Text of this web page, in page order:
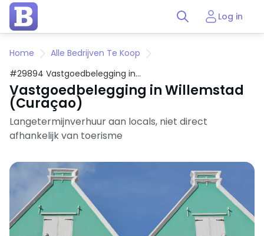
Log in
Home
Alle Bedrijven Te Koop
#29894 Vastgoedbelegging in
Willemstad (Curaçao)
Vastgoedbelegging in Willemstad
(Curaçao)
Langetermijnverhuur aan locals, niet direct
afhankelijk van toerisme